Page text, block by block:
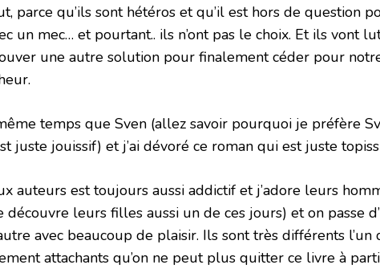
parce qu’ils sont hétéros et qu’il est hors de question
un mec… et pourtant.. ils n’ont pas le choix. Et ils vont
une autre solution pour finalement céder pour
temps que Sven (allez savoir pourquoi je préfère
juste jouissif) et j’ai dévoré ce roman qui est juste
auteurs est toujours aussi addictif et j’adore leurs
leurs filles aussi un de ces jours) et on passe
avec beaucoup de plaisir. Ils sont très différents l’un
attachants qu’on ne peut plus quitter ce livre à